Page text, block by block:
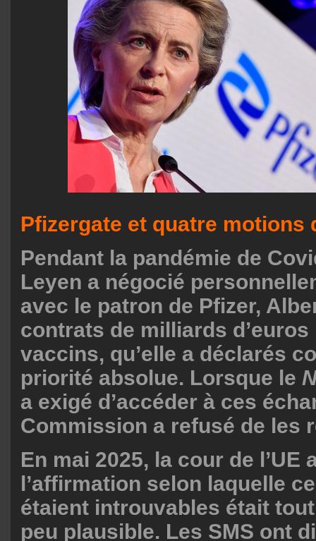
Pfizergate et quatre motions
Pendant la pandémie de
Leyen a négocié
avec le patron de Pfizer,
contrats de milliards d’euros
vaccins, qu’elle a déclarés
priorité absolue. Lorsque le
a exigé d’accéder à ces
Commission a refusé de les
En mai 2025, la cour de l’UE
l’affirmation selon laquelle
étaient introuvables était
peu plausible. Les SMS ont